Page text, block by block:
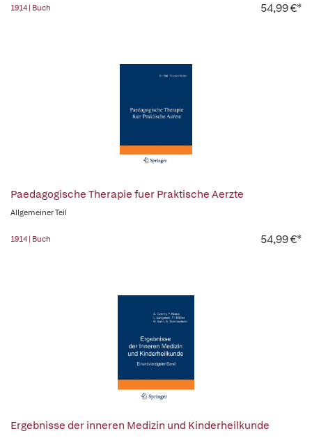
1914 | Buch 54,99 €*
Paedagogische Therapie fuer Praktische Aerzte
Allgemeiner Teil
1914 | Buch 54,99 €*
Ergebnisse der inneren Medizin und Kinderheilkunde